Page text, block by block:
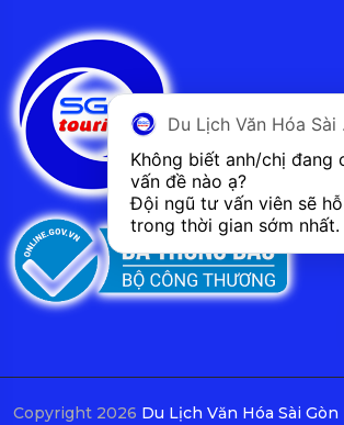
Copyright 2026 Du Lịch Văn Hóa Sài Gòn
Không biết anh/chị đang
vấn đề nào ạ?
Đội ngũ tư vấn viên sẽ
trong thời gian sớm nhất.